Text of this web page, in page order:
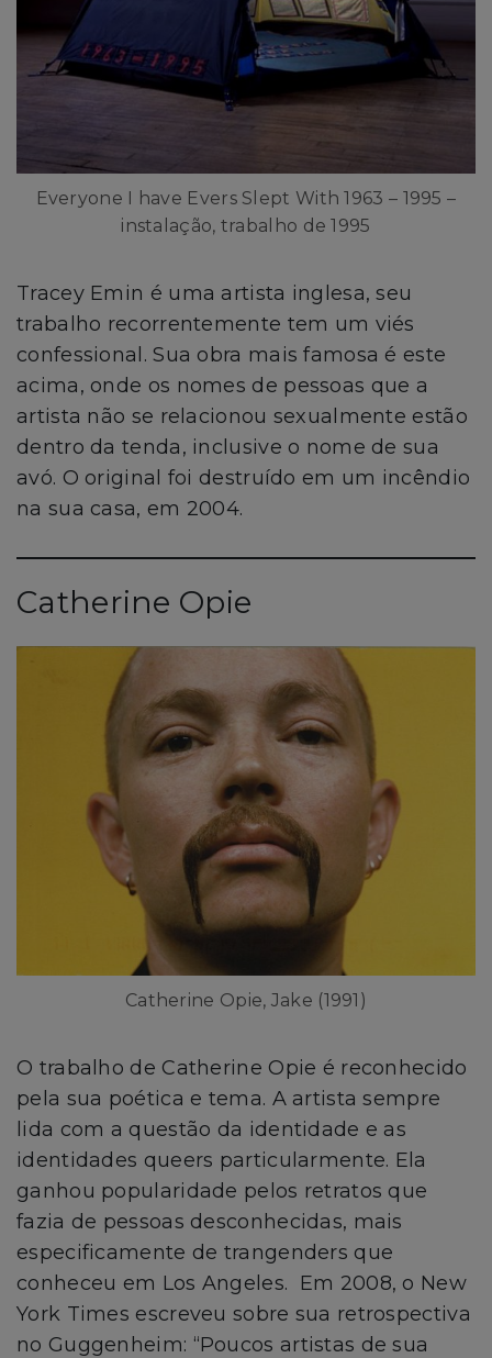
Everyone I have Evers Slept With 1963 – 1995 –
instalação, trabalho de 1995
Tracey Emin é uma artista inglesa, seu
trabalho recorrentemente tem um viés
confessional. Sua obra mais famosa é este
acima, onde os nomes de pessoas que a
artista não se relacionou sexualmente estão
dentro da tenda, inclusive o nome de sua
avó. O original foi destruído em um incêndio
na sua casa, em 2004.
Catherine Opie
Catherine Opie, Jake (1991)
O trabalho de Catherine Opie é reconhecido
pela sua poética e tema. A artista sempre
lida com a questão da identidade e as
identidades queers particularmente. Ela
ganhou popularidade pelos retratos que
fazia de pessoas desconhecidas, mais
especificamente de trangenders que
conheceu em Los Angeles. Em 2008, o New
York Times escreveu sobre sua retrospectiva
no Guggenheim: “Poucos artistas de sua